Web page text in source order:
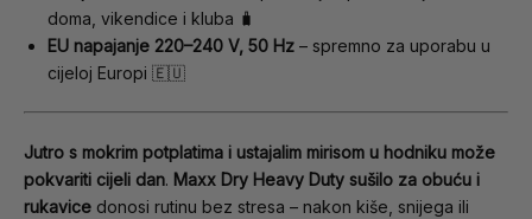
doma, vikendice i kluba 🧳
EU napajanje 220–240 V, 50 Hz – spremno za uporabu u
cijeloj Europi 🇪🇺
Jutro s mokrim potplatima i ustajalim mirisom u hodniku može
pokvariti cijeli dan. Maxx Dry Heavy Duty sušilo za obuću i
rukavice donosi rutinu bez stresa – nakon kiše, snijega ili